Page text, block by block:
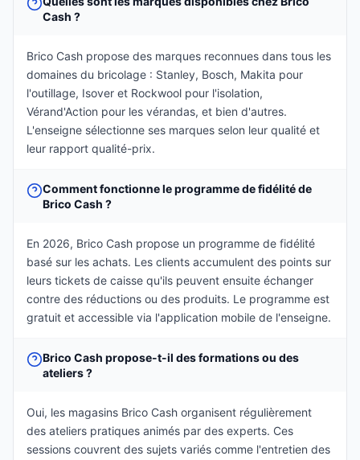
Cash ?
Brico Cash propose des marques reconnues dans tous les
domaines du bricolage : Stanley, Bosch, Makita pour
l'outillage, Isover et Rockwool pour l'isolation,
Vérand'Action pour les vérandas, et bien d'autres.
L'enseigne sélectionne ses marques selon leur qualité et
leur rapport qualité-prix.
Comment fonctionne le programme de fidélité de
Brico Cash ?
En 2026, Brico Cash propose un programme de fidélité
basé sur les achats. Les clients accumulent des points sur
leurs tickets de caisse qu'ils peuvent ensuite échanger
contre des réductions ou des produits. Le programme est
gratuit et accessible via l'application mobile de l'enseigne.
Brico Cash propose-t-il des formations ou des
ateliers ?
Oui, les magasins Brico Cash organisent régulièrement
des ateliers pratiques animés par des experts. Ces
sessions couvrent des sujets variés comme l'entretien des